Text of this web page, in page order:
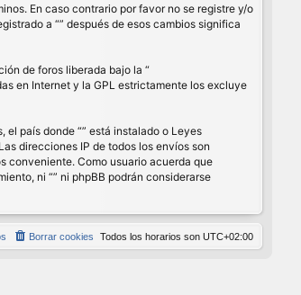
En caso contrario por favor no se registre y/o
a “” después de esos cambios significa
de foros liberada bajo la “
en Internet y la GPL estrictamente los excluye
país donde “” está instalado o Leyes
direcciones IP de todos los envíos son
conveniente. Como usuario acuerda que
ni “” ni phpBB podrán considerarse
Todos los horarios son UTC+02:00
Borrar cookies